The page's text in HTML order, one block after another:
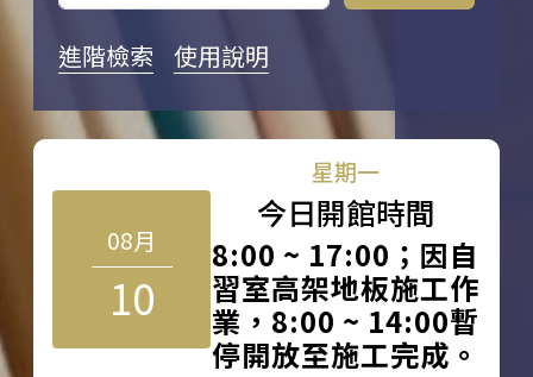
進階檢索 使用說明
08月
10
星期一
今日開館時間
8:00 ~ 17:00；因自
習室高架地板施工作
業，8:00 ~ 14:00暫
停開放至施工完成。